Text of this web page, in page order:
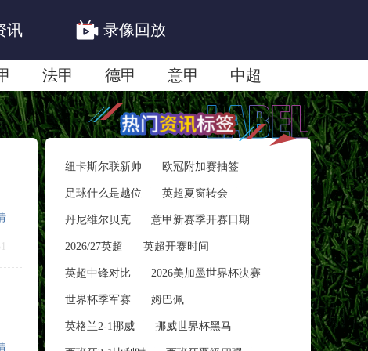
讯 录像回放
法甲 德甲 意甲 中超
联赛赛程安排 亚冠精英首轮赛况
纽卡斯尔联新帅 欧冠附加赛抽签
足球什么是越位 英超夏窗转会
丹尼维尔贝克 意甲新赛季开赛日期
2026/27英超 英超开赛时间
英超中锋对比 2026美加墨世界杯决赛
世界杯季军赛 姆巴佩
英格兰2-1挪威 挪威世界杯黑马